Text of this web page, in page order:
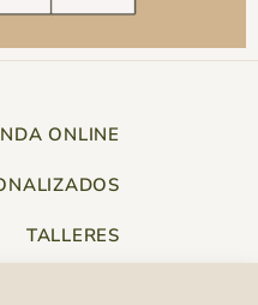
ONLINE
TALLERES